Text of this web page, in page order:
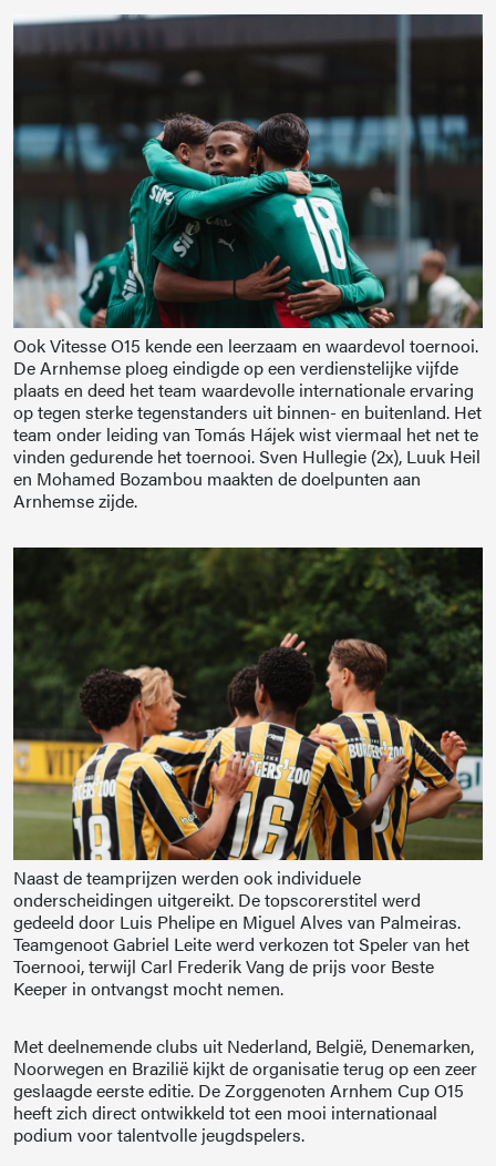
Ook Vitesse O15 kende een leerzaam en waardevol toernooi.
De Arnhemse ploeg eindigde op een verdienstelijke vijfde
plaats en deed het team waardevolle internationale ervaring
op tegen sterke tegenstanders uit binnen- en buitenland. Het
team onder leiding van Tomás Hájek wist viermaal het net te
vinden gedurende het toernooi. Sven Hullegie (2x), Luuk Heil
en Mohamed Bozambou maakten de doelpunten aan
Arnhemse zijde.
Naast de teamprijzen werden ook individuele
onderscheidingen uitgereikt. De topscorerstitel werd
gedeeld door Luis Phelipe en Miguel Alves van Palmeiras.
Teamgenoot Gabriel Leite werd verkozen tot Speler van het
Toernooi, terwijl Carl Frederik Vang de prijs voor Beste
Keeper in ontvangst mocht nemen.
Met deelnemende clubs uit Nederland, België, Denemarken,
Noorwegen en Brazilië kijkt de organisatie terug op een zeer
geslaagde eerste editie. De Zorggenoten Arnhem Cup O15
heeft zich direct ontwikkeld tot een mooi internationaal
podium voor talentvolle jeugdspelers.